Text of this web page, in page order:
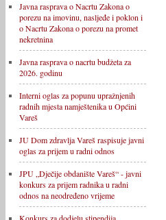
Javna rasprava o Nacrtu Zakona o
porezu na imovinu, nasljeđe i poklon i
o Nacrtu Zakona o porezu na promet
nekretnina
Javna rasprava o nacrtu budžeta za
2026. godinu
Interni oglas za popunu upražnjenih
radnih mjesta namještenika u Općini
Vareš
JU Dom zdravlja Vareš raspisuje javni
oglas za prijem u radni odnos
JPU „Dječije obdanište Vareš“ - javni
konkurs za prijem radnika u radni
odnos na neodređeno vrijeme